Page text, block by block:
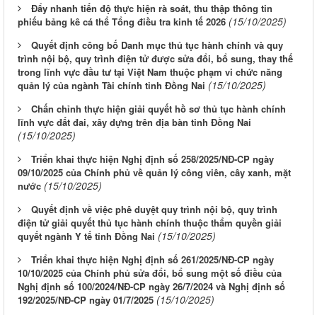
Đẩy nhanh tiến độ thực hiện rà soát, thu thập thông tin
phiếu bảng kê cá thể Tổng điều tra kinh tế 2026 (15/10/2025)
Quyết định công bố Danh mục thủ tục hành chính và quy
trình nội bộ, quy trình điện tử được sửa đổi, bổ sung, thay thế
trong lĩnh vực đầu tư tại Việt Nam thuộc phạm vi chức năng
quản lý của ngành Tài chính tỉnh Đồng Nai (15/10/2025)
Chấn chỉnh thực hiện giải quyết hồ sơ thủ tục hành chính
lĩnh vực đất đai, xây dựng trên địa bàn tỉnh Đồng Nai
(15/10/2025)
Triển khai thực hiện Nghị định số 258/2025/NĐ-CP ngày
09/10/2025 của Chính phủ về quản lý công viên, cây xanh, mặt
nước (15/10/2025)
Quyết định về việc phê duyệt quy trình nội bộ, quy trình
điện tử giải quyết thủ tục hành chính thuộc thẩm quyền giải
quyết ngành Y tế tỉnh Đồng Nai (15/10/2025)
Triển khai thực hiện Nghị định số 261/2025/NĐ-CP ngày
10/10/2025 của Chính phủ sửa đổi, bổ sung một số điều của
Nghị định số 100/2024/NĐ-CP ngày 26/7/2024 và Nghị định số
192/2025/NĐ-CP ngày 01/7/2025 (15/10/2025)